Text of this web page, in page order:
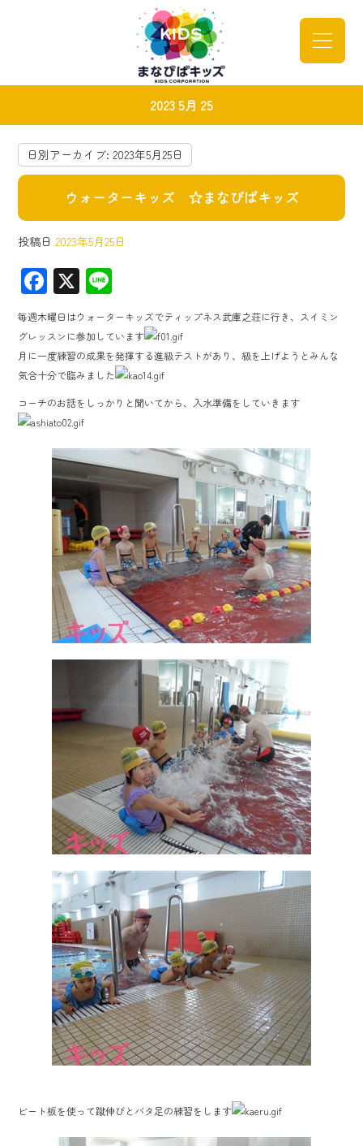
2023 5月 25
日別アーカイブ:2023年5月25日
ウォーターキッズ ☆まなびばキッズ
投稿日 2023年5月25日
F
ac
e
b
o
ok
X
ne
毎週木曜日はウォーターキッズでティップネス武庫之荘に行き、スイミン
グレッスンに参加しています
月に一度練習の成果を発揮する進級テストがあり、級を上げようとみんな
気合十分で臨みました
コーチのお話をしっかりと聞いてから、入水準備をしていきます
ビート板を使って蹴伸びとバタ足の練習をします